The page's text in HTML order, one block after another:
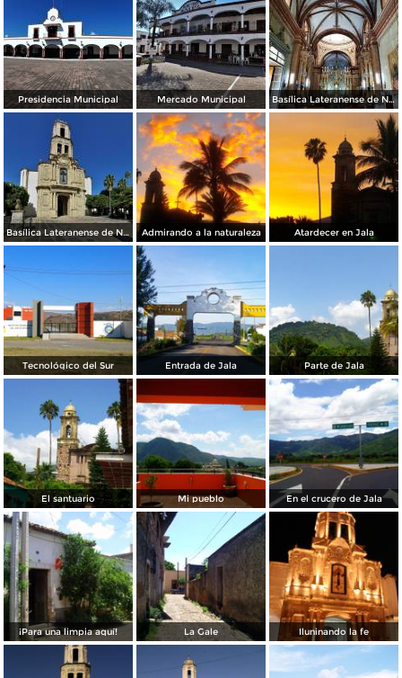
Presidencia Municipal Mercado Municipal Basílica Lateranense de N.S. de la Asunción
Basílica Lateranense de N.S. de la Asunción Admirando a la naturaleza Atardecer en Jala
Tecnológico del Sur Entrada de Jala Parte de Jala
El santuario Mi pueblo En el crucero de Jala
¡Para una limpia aquí! La Gale Iluninando la fe